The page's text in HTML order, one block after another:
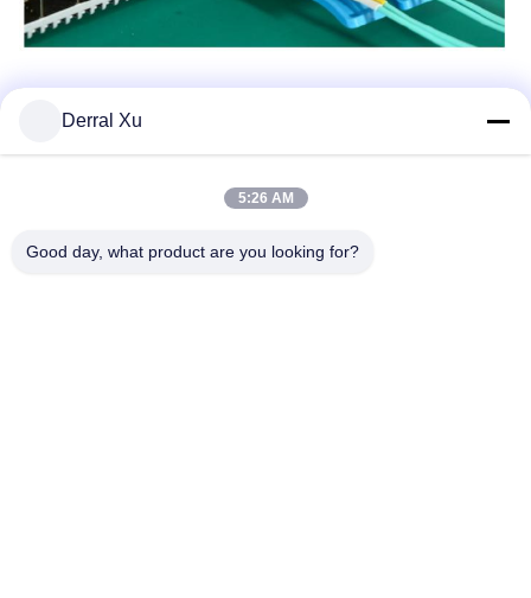
Derral Xu
5:26 AM
Good day, what product are you looking for?